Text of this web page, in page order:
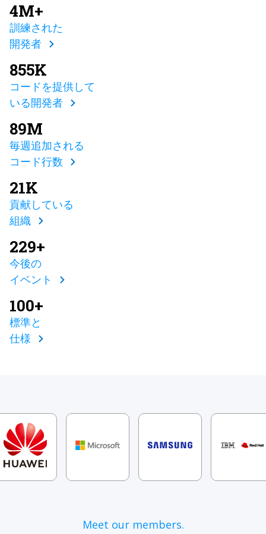
4M+
訓練された
開発者
855K
コードを提供して
いる開発者
89M
毎週追加される
コード行数
21K
貢献している
組織
229+
今後の
イベント
100+
標準と
仕様
Meet our members.